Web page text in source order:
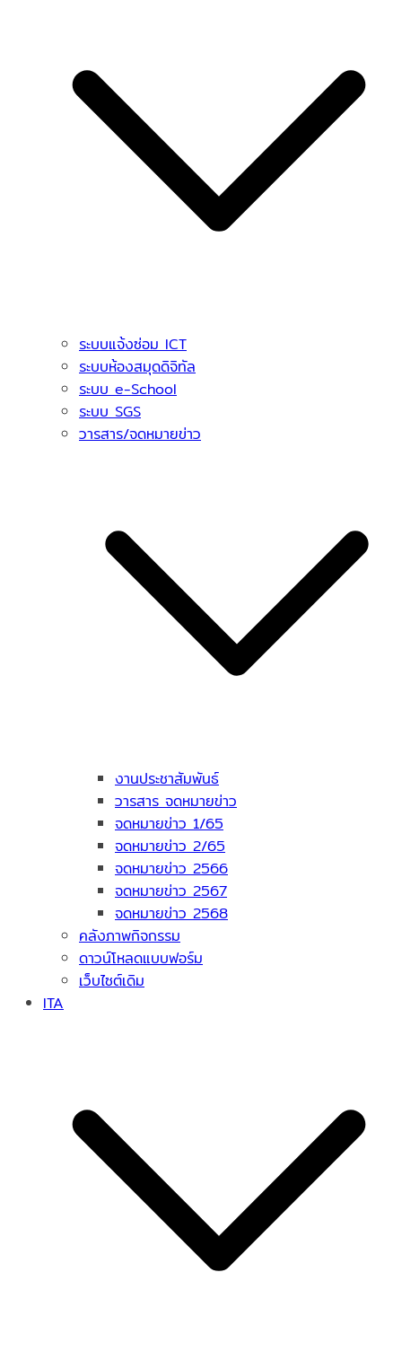
ระบบแจ้งซ่อม ICT
ระบบห้องสมุดดิจิทัล
ระบบ e-School
ระบบ SGS
วารสาร/จดหมายข่าว
งานประชาสัมพันธ์
วารสาร จดหมายข่าว
จดหมายข่าว 1/65
จดหมายข่าว 2/65
จดหมายข่าว 2566
จดหมายข่าว 2567
จดหมายข่าว 2568
คลังภาพกิจกรรม
ดาวน์โหลดแบบฟอร์ม
เว็บไซต์เดิม
ITA